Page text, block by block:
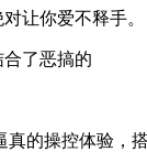
让你爱不释手。
了恶搞的
真的操控体验，